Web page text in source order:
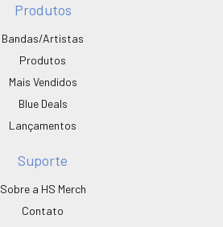
Produtos
Bandas/Artistas
Produtos
Mais Vendidos
Blue Deals
Lançamentos
Suporte
Sobre a HS Merch
Contato